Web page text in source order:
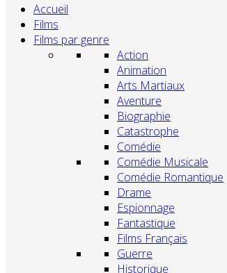
Accueil
Films
Films par genre
Action
Animation
Arts Martiaux
Aventure
Biographie
Catastrophe
Comédie
Comédie Musicale
Comédie Romantique
Drame
Espionnage
Fantastique
Films Français
Guerre
Historique